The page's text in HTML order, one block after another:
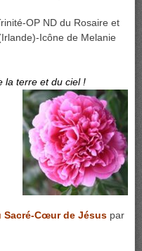
OP ND du Rosaire et
Icône de Melanie
la terre et du ciel !
Sacré-Cœur de Jésus par